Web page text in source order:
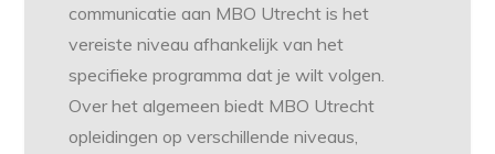
communicatie aan MBO Utrecht is het
vereiste niveau afhankelijk van het
specifieke programma dat je wilt volgen.
Over het algemeen biedt MBO Utrecht
opleidingen op verschillende niveaus,